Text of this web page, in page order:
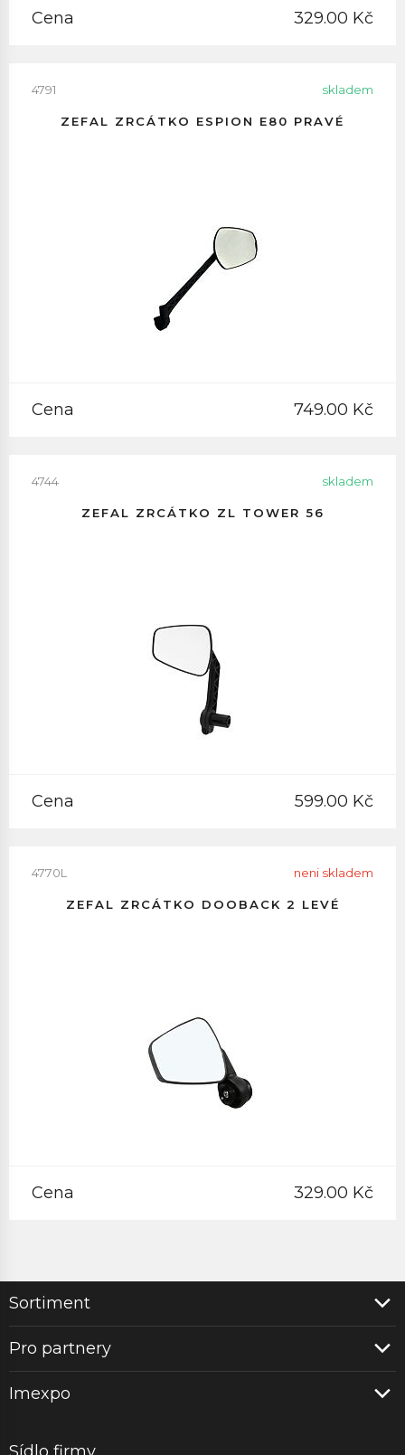
Cena 329.00 Kč
4791 skladem
ZEFAL ZRCÁTKO ESPION E80 PRAVÉ
Cena 749.00 Kč
4744 skladem
ZEFAL ZRCÁTKO ZL TOWER 56
Cena 599.00 Kč
4770L neni skladem
ZEFAL ZRCÁTKO DOOBACK 2 LEVÉ
Cena 329.00 Kč
Sortiment
Pro partnery
Imexpo